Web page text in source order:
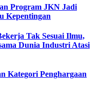
Program JKN Jadi
Kepentingan
Tak Sesuai Ilmu,
Dunia Industri Atasi
Kategori Penghargaan